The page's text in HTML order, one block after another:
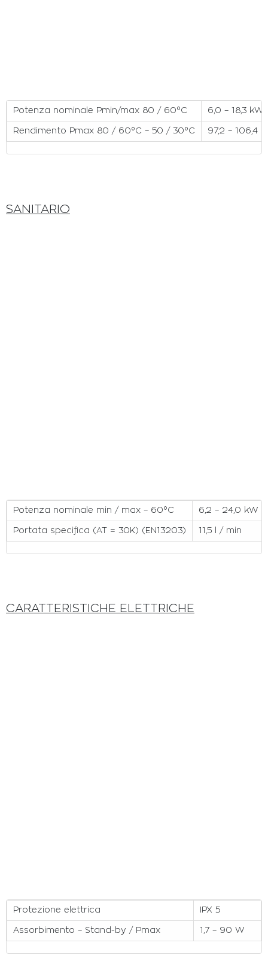
Potenza nominale Pmin/max 80 / 60°C 6,0 – 18,3 kW
Rendimento Pmax 80 / 60°C – 50 / 30°C 97,2 – 106,4
SANITARIO
Potenza nominale min / max – 60°C 6,2 – 24,0 kW
Portata specifica (AT = 30K) (EN13203) 11,5 l / min
CARATTERISTICHE ELETTRICHE
Protezione elettrica IPX 5
Assorbimento – Stand-by / Pmax 1,7 – 90 W